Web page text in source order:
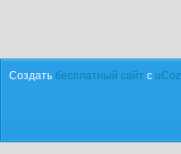
Создать бесплатный сайт с uCoz